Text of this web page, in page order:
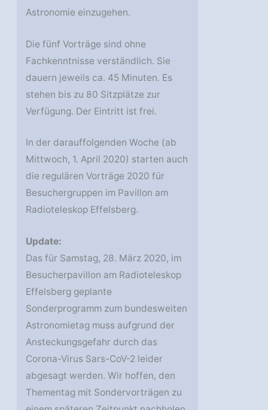
Astronomie einzugehen.
Die fünf Vorträge sind ohne
Fachkenntnisse verständlich. Sie
dauern jeweils ca. 45 Minuten. Es
stehen bis zu 80 Sitzplätze zur
Verfügung. Der Eintritt ist frei.
In der darauffolgenden Woche (ab
Mittwoch, 1. April 2020) starten auch
die regulären Vorträge 2020 für
Besuchergruppen im Pavillon am
Radioteleskop Effelsberg.
Update:
Das für Samstag, 28. März 2020, im
Besucherpavillon am Radioteleskop
Effelsberg geplante
Sonderprogramm zum bundesweiten
Astronomietag muss aufgrund der
Ansteckungsgefahr durch das
Corona-Virus Sars-CoV-2 leider
abgesagt werden. Wir hoffen, den
Thementag mit Sondervorträgen zu